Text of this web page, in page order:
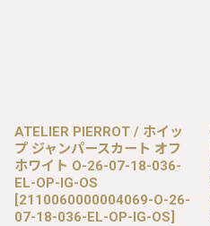
ATELIER PIERROT / ホイッ
プ ジャンパースカート オフ
ホワイト O-26-07-18-036-
EL-OP-IG-OS
[2110060000004069-O-26-
07-18-036-EL-OP-IG-OS]